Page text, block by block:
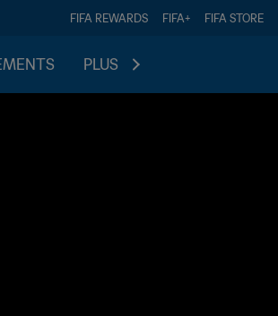
FIFA REWARDS FIFA+ FIFA STORE
PLUS